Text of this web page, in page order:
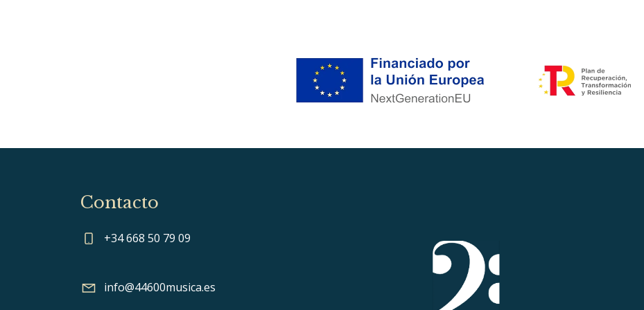
Contacto
+34 668 50 79 09
info@44600musica.es